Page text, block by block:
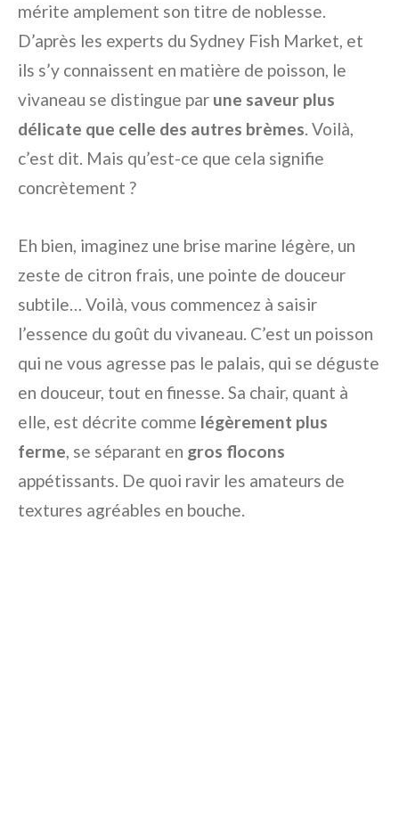
mérite amplement son titre de noblesse.
D’après les experts du Sydney Fish Market, et
ils s’y connaissent en matière de poisson, le
vivaneau se distingue par une saveur plus
délicate que celle des autres brèmes. Voilà,
c’est dit. Mais qu’est-ce que cela signifie
concrètement ?
Eh bien, imaginez une brise marine légère, un
zeste de citron frais, une pointe de douceur
subtile… Voilà, vous commencez à saisir
l’essence du goût du vivaneau. C’est un poisson
qui ne vous agresse pas le palais, qui se déguste
en douceur, tout en finesse. Sa chair, quant à
elle, est décrite comme légèrement plus
ferme, se séparant en gros flocons
appétissants. De quoi ravir les amateurs de
textures agréables en bouche.